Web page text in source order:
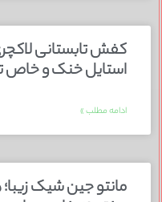
استایل خنک و خاص
ادامه مطلب »